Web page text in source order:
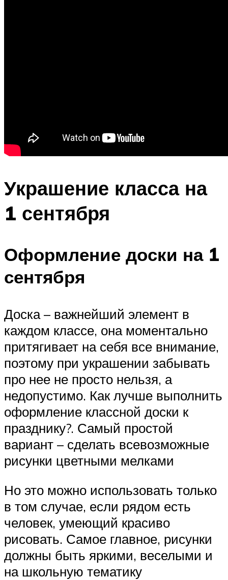
Украшение класса на
1 сентября
Оформление доски на 1
сентября
Доска – важнейший элемент в
каждом классе, она моментально
притягивает на себя все внимание,
поэтому при украшении забывать
про нее не просто нельзя, а
недопустимо. Как лучше выполнить
оформление классной доски к
празднику?. Самый простой
вариант – сделать всевозможные
рисунки цветными мелками
Но это можно использовать только
в том случае, если рядом есть
человек, умеющий красиво
рисовать. Самое главное, рисунки
должны быть яркими, веселыми и
на школьную тематику